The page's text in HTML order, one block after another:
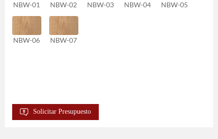
NBW-01 NBW-02 NBW-03 NBW-04 NBW-05
NBW-06 NBW-07
Solicitar Presupuesto